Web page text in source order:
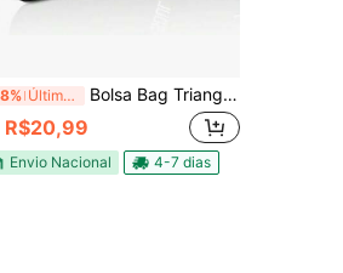
Últimos 2 dias Bolsa Bag Triangular Bolsinha Porta Celular Acessórios Suporte Para Quadro Bicicleta
R$20,99
Envio Nacional 4-7 dias